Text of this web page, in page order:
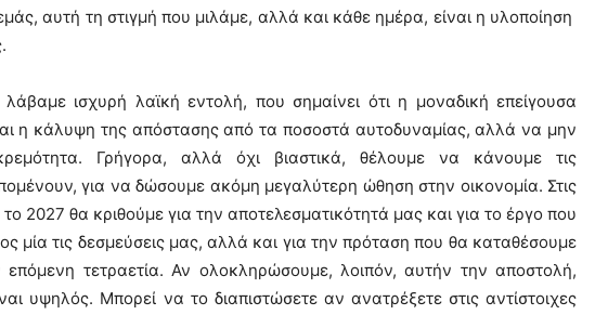
αυτή τη στιγμή που μιλάμε, αλλά και κάθε ημέρα, είναι η υλοποίηση
λάβαμε ισχυρή λαϊκή εντολή, που σημαίνει ότι η μοναδική επείγουσα
η κάλυψη της απόστασης από τα ποσοστά αυτοδυναμίας, αλλά να μην
Γρήγορα, αλλά όχι βιαστικά, θέλουμε να κάνουμε τις
για να δώσουμε ακόμη μεγαλύτερη ώθηση στην οικονομία. Στις
2027 θα κριθούμε για την αποτελεσματικότητά μας και για το έργο που
μία τις δεσμεύσεις μας, αλλά και για την πρόταση που θα καταθέσουμε
επόμενη τετραετία. Αν ολοκληρώσουμε, λοιπόν, αυτήν την αποστολή,
υψηλός. Μπορεί να το διαπιστώσετε αν ανατρέξετε στις αντίστοιχες